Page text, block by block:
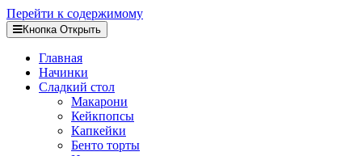
Перейти к содержимому
Кнопка Открыть
Главная
Начинки
Сладкий стол
Макарони
Кейкпопсы
Капкейки
Бенто торты